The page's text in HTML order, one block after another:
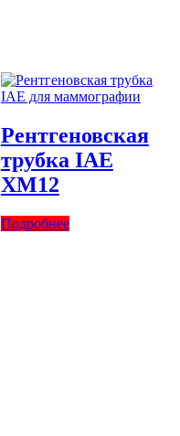
Рентгеновская
трубка IAE
XM12
Подробнее